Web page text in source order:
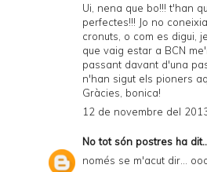
Ui, nena que bo!!! t'han
perfectes!!! Jo no
cronuts, o com es digui,
que vaig estar a BCN
passant davant d'una
n'han sigut els pioners
Gràcies, bonica!
12 de novembre del
No tot són postres ha
només se m'acut dir...